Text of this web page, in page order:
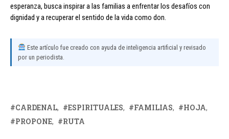
esperanza, busca inspirar a las familias a enfrentar los desafíos con
dignidad y a recuperar el sentido de la vida como don.
Este artículo fue creado con ayuda de inteligencia artificial y revisado
por un periodista.
CARDENAL ESPIRITUALES FAMILIAS
HOJA
PROPONE
RUTA